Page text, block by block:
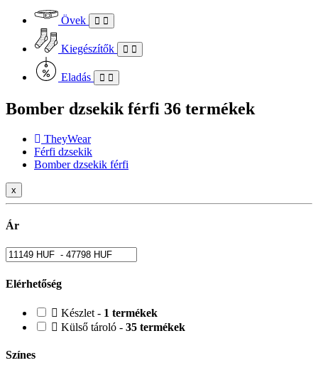
Övek
Kiegészítők
Eladás
Bomber dzsekik férfi 36 termékek
TheyWear
Férfi dzsekik
Bomber dzsekik férfi
x
Ár
Elérhetőség
Készlet - 1 termékek
Külső tároló - 35 termékek
Színes